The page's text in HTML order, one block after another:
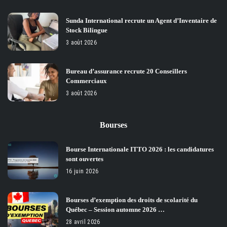
Sunda International recrute un Agent d’Inventaire de
Stock Bilingue
3 août 2026
Bureau d’assurance recrute 20 Conseillers
Commerciaux
3 août 2026
Bourses
Bourse Internationale ITTO 2026 : les candidatures
sont ouvertes
16 juin 2026
Bourses d’exemption des droits de scolarité du
Québec – Session automne 2026 …
28 avril 2026